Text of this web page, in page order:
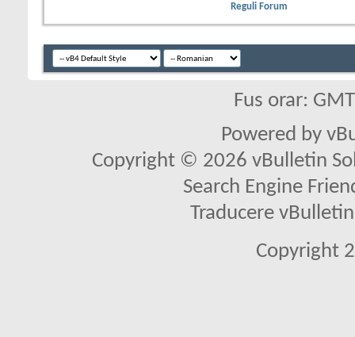
Reguli Forum
Fus orar:
Powered by
Copyright © 2026 vBulletin
Search Engine
Traducere
Copyright